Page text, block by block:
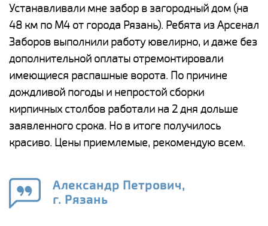
Устанавливали мне забор в загородный дом (на
48 км по М4 от города Рязань). Ребята из Арсенал
Заборов выполнили работу ювелирно, и даже без
дополнительной оплаты отремонтировали
имеющиеся распашные ворота. По причине
дождливой погоды и непростой сборки
кирпичных столбов работали на 2 дня дольше
заявленного срока. Но в итоге получилось
красиво. Цены приемлемые, рекомендую всем.
Александр Петрович,
г. Рязань